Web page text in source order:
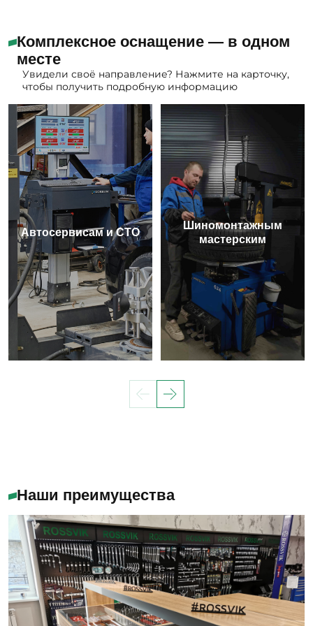
Комплексное оснащение — в одном
месте
Увидели своё направление? Нажмите на карточку,
чтобы получить подробную информацию
Автосервисам и СТО
Шиномонтажным
мастерским
Наши преимущества